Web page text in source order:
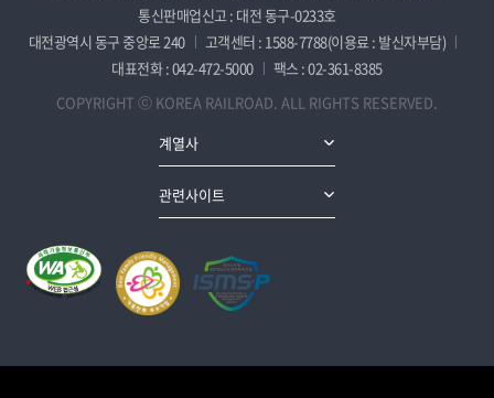
통신판매업신고 : 대전 동구-0233호
대전광역시 동구 중앙로 240
고객센터 : 1588-7788(이용료 : 발신자부담)
대표전화 : 042-472-5000
팩스 : 02-361-8385
COPYRIGHT ⓒ KOREA RAILROAD. ALL RIGHTS RESERVED.
계열사
관련사이트